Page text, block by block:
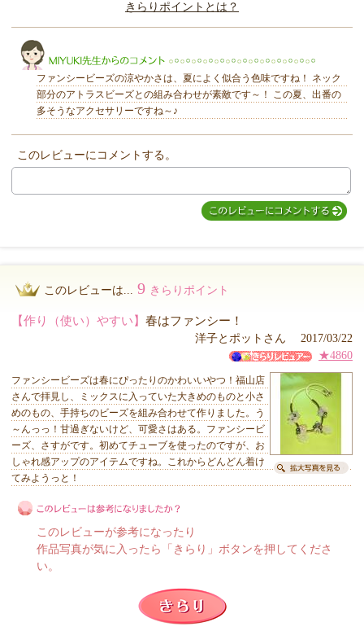
きらりポイントとは？
MIYUKI先生からのコメント
ファンシービーズの涼やかさは、夏によく似合う色味ですね！ ネック
部分のアトラスビーズとの組み合わせが素敵です～！ この夏、出番の
多そうなアクセサリーですね～♪
このレビューにコメントする。
このレビューは... 9 きらりポイント
【作り（使い）やすい】 春はファンシー！
洋子とポットさん 2017/03/22
★4860
ファンシービーズは春にぴったりのかわいいやつ！福山店
さんで拝見し、ミックスに入っていた大きめのものと小さ
めのもの、手持ちのビーズを組み合わせて作りました。う
～んっっ！甘過ぎないけど、可愛さはある。ファンシービ
ーズ、さすがです。初めてチューブを使ったのですが、お
しゃれ感アップのアイテムですね。これからどんどん着け
てみようっと！
このレビューは参考になりましたか？
このレビューが参考になったり
作品写真が気に入ったら「きらり」ボタンを押してくださ
い。